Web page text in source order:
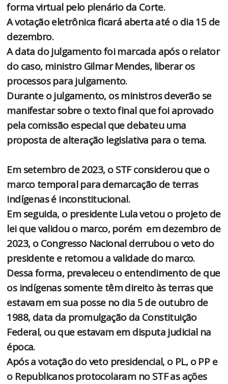
forma virtual pelo plenário da Corte.
A votação eletrônica ficará aberta até o dia 15 de
dezembro.
A data do julgamento foi marcada após o relator
do caso, ministro Gilmar Mendes, liberar os
processos para julgamento.
Durante o julgamento, os ministros deverão se
manifestar sobre o texto final que foi aprovado
pela comissão especial que debateu uma
proposta de alteração legislativa para o tema.
Em setembro de 2023, o STF considerou que o
marco temporal para demarcação de terras
indígenas é inconstitucional.
Em seguida, o presidente Lula vetou o projeto de
lei que validou o marco, porém em dezembro de
2023, o Congresso Nacional derrubou o veto do
presidente e retomou a validade do marco.
Dessa forma, prevaleceu o entendimento de que
os indígenas somente têm direito às terras que
estavam em sua posse no dia 5 de outubro de
1988, data da promulgação da Constituição
Federal, ou que estavam em disputa judicial na
época.
Após a votação do veto presidencial, o PL, o PP e
o Republicanos protocolaram no STF as ações